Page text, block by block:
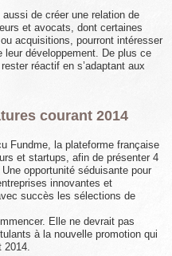
de créer une relation de
et avocats, dont certaines
acquisitions, pourront intéresser
leur développement. De plus ce
réactif en s’adaptant aux
courant 2014
Fundme, la plateforme française
et startups, afin de présenter 4
opportunité séduisante pour
innovantes et
succès les sélections de
Elle ne devrait pas
à la nouvelle promotion qui
2014.